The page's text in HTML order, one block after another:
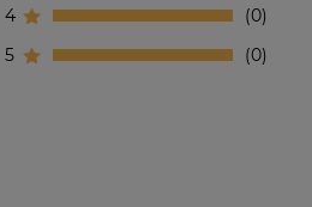
4
0
5
0